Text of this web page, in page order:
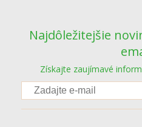
Najdôležitejšie
Získajte zaujímavé